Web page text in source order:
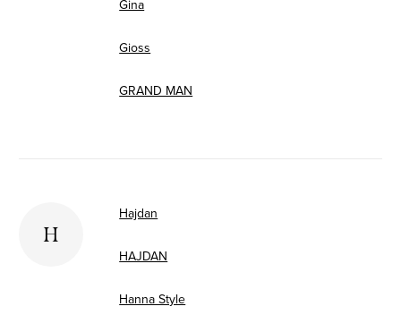
Gina
Gioss
GRAND MAN
H
Hajdan
HAJDAN
Hanna Style